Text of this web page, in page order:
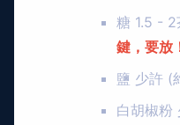
糖 1.5 - 2
鍵，要放
鹽 少許 (
白胡椒粉